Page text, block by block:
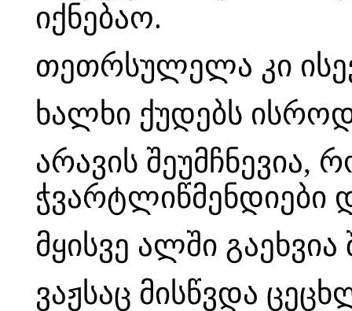
იქნებაო.
თეთრსულელა კი
ხალხი ქუდებს
არავის შეუმჩნევია,
ჭვარტლიწმენდიები
მყისვე ალში
ვაჟსაც მისწვდა